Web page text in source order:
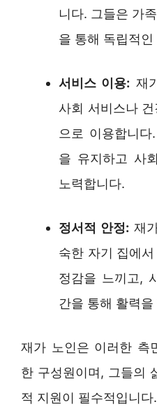
니다. 그들은 가
을 통해 독립적
서비스 이용: 재
사회 서비스나
으로 이용합니
을 유지하고 사
노력합니다.
정서적 안정: 재
숙한 자기 집에
정감을 느끼고,
간을 통해 활력을
재가 노인은 이러한 측
한 구성원이며, 그들의
적 지원이 필수적입니다.